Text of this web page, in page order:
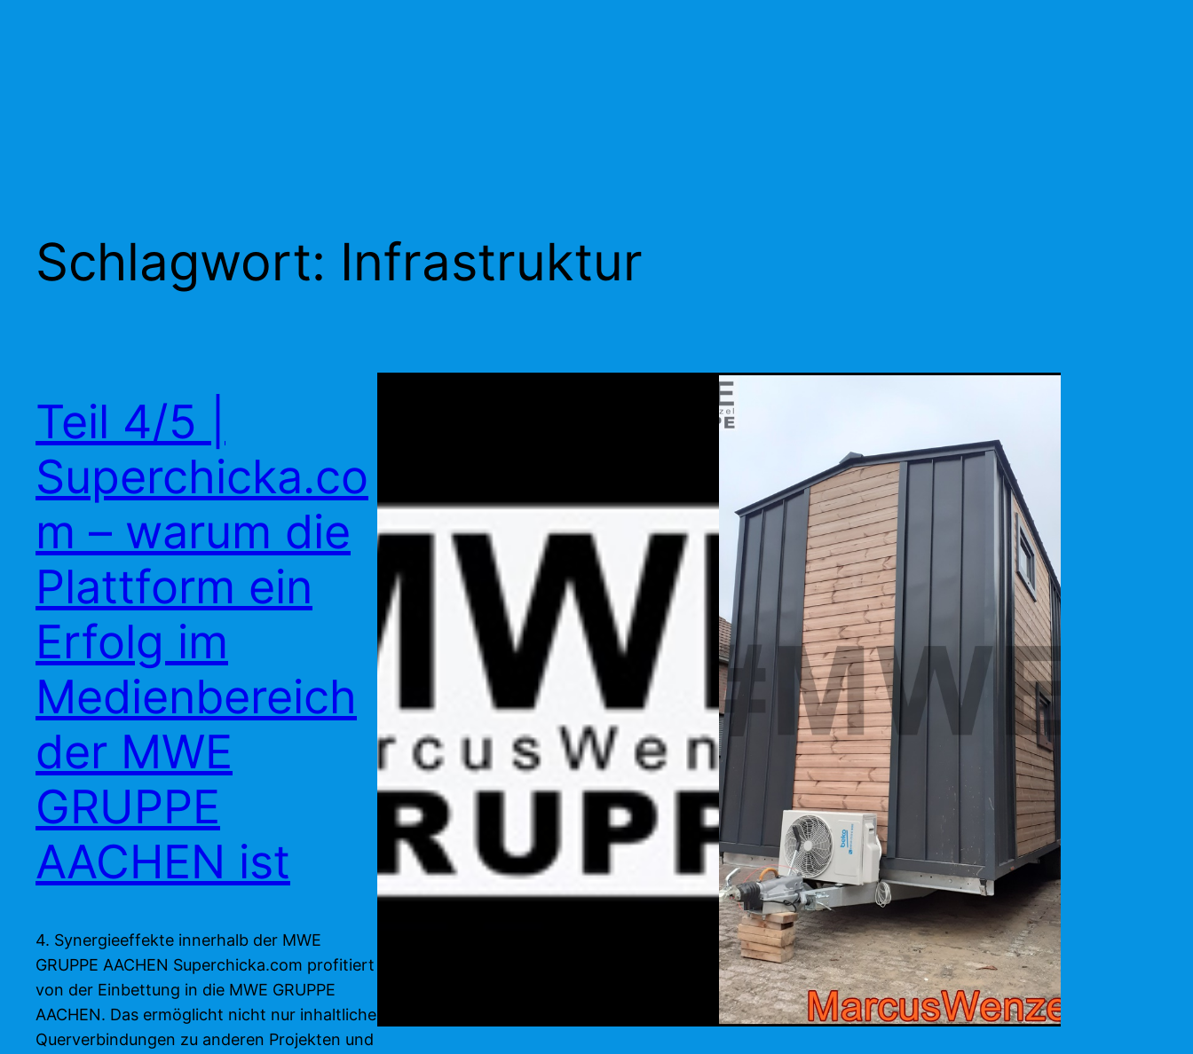
Schlagwort: Infrastruktur
Teil 4/5 |
Superchicka.co
m – warum die
Plattform ein
Erfolg im
Medienbereich
der MWE
GRUPPE
AACHEN ist
4. Synergieeffekte innerhalb der MWE
GRUPPE AACHEN Superchicka.com profitiert
von der Einbettung in die MWE GRUPPE
AACHEN. Das ermöglicht nicht nur inhaltliche
Querverbindungen zu anderen Projekten und